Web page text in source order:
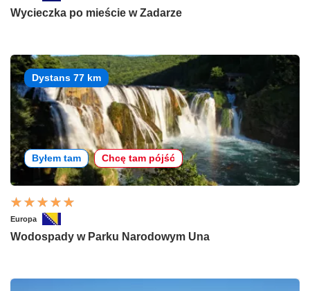
Wycieczka po mieście w Zadarze
Dystans 77 km
Byłem tam Chcę tam pójść
Europa
Wodospady w Parku Narodowym Una